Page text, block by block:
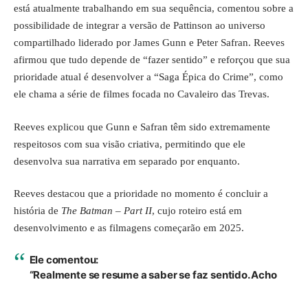
está atualmente trabalhando em sua sequência, comentou sobre a
possibilidade de integrar a versão de Pattinson ao universo
compartilhado liderado por James Gunn e Peter Safran. Reeves
afirmou que tudo depende de “fazer sentido” e reforçou que sua
prioridade atual é desenvolver a “Saga Épica do Crime”, como
ele chama a série de filmes focada no Cavaleiro das Trevas.
Reeves explicou que Gunn e Safran têm sido extremamente
respeitosos com sua visão criativa, permitindo que ele
desenvolva sua narrativa em separado por enquanto.
Reeves destacou que a prioridade no momento é concluir a
história de The Batman – Part II, cujo roteiro está em
desenvolvimento e as filmagens começarão em 2025.
Ele comentou:
“Realmente se resume a saber se faz sentido. Acho